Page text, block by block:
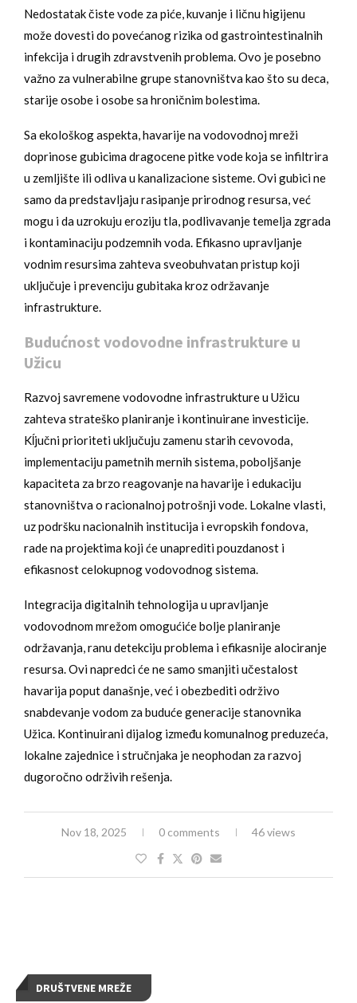
Nedostatak čiste vode za piće, kuvanje i ličnu higijenu
može dovesti do povećanog rizika od gastrointestinalnih
infekcija i drugih zdravstvenih problema. Ovo je posebno
važno za vulnerabilne grupe stanovništva kao što su deca,
starije osobe i osobe sa hroničnim bolestima.
Sa ekološkog aspekta, havarije na vodovodnoj mreži
doprinose gubicima dragocene pitke vode koja se infiltrira
u zemljište ili odliva u kanalizacione sisteme. Ovi gubici ne
samo da predstavljaju rasipanje prirodnog resursa, već
mogu i da uzrokuju eroziju tla, podlivavanje temelja zgrada
i kontaminaciju podzemnih voda. Efikasno upravljanje
vodnim resursima zahteva sveobuhvatan pristup koji
uključuje i prevenciju gubitaka kroz održavanje
infrastrukture.
Budućnost vodovodne infrastrukture u
Užicu
Razvoj savremene vodovodne infrastrukture u Užicu
zahteva strateško planiranje i kontinuirane investicije.
Kĺjučni prioriteti uključuju zamenu starih cevovoda,
implementaciju pametnih mernih sistema, poboljšanje
kapaciteta za brzo reagovanje na havarije i edukaciju
stanovništva o racionalnoj potrošnji vode. Lokalne vlasti,
uz podršku nacionalnih institucija i evropskih fondova,
rade na projektima koji će unaprediti pouzdanost i
efikasnost celokupnog vodovodnog sistema.
Integracija digitalnih tehnologija u upravljanje
vodovodnom mrežom omogućiće bolje planiranje
održavanja, ranu detekciju problema i efikasnije alociranje
resursa. Ovi napredci će ne samo smanjiti učestalost
havarija poput današnje, već i obezbediti održivo
snabdevanje vodom za buduće generacije stanovnika
Užica. Kontinuirani dijalog između komunalnog preduzeća,
lokalne zajednice i stručnjaka je neophodan za razvoj
dugoročno održivih rešenja.
Nov 18, 2025 0 comments 46 views
DRUŠTVENE MREŽE